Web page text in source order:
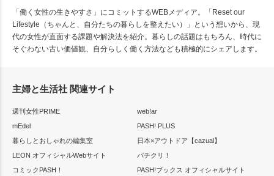
「働く女性の生きやすさ」にコミットするWEBメディア。「Reset our
Lifestyle（ちゃんと、自分たちの暮らしを整えたい）」という想いから、現
代の女性が直面する課題や解決法を紹介。暮らしの話題はもちろん、時代に
そぐわない古い価値観、自分らしく働く方法なども積極的にシェアします。
主婦と生活社 関連サイト
週刊女性PRIME
web!ar
mEdel
PASH! PLUS
暮らしとおしゃれの編集室
日本×アウトドア【cazual】
LEON オフィシャルWebサイト
パチクリ！
コミックPASH！
PASH!ブックス オフィシャルサイト